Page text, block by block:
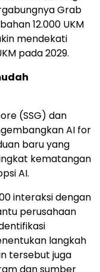
Grab
12.000 UKM
mendekati
pada 2029.
(SSG) dan
AI for
baru yang
kematangan
AI.
interaksi dengan
perusahaan
langkah
tersebut juga
dan sumber